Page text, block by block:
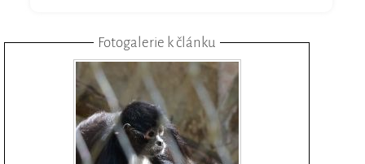
Fotogalerie k článku